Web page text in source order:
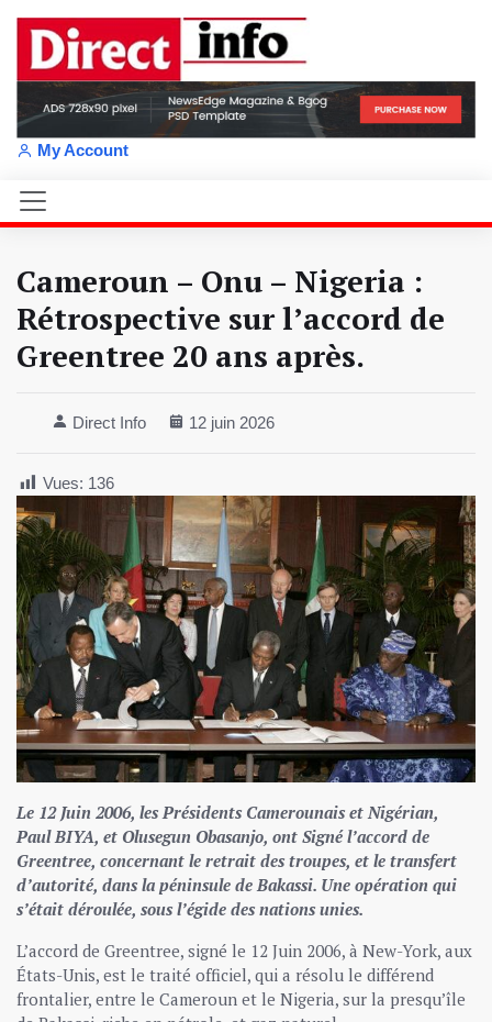
My Account
Cameroun – Onu – Nigeria :
Rétrospective sur l’accord de
Greentree 20 ans après.
Direct Info 12 juin 2026
Vues: 136
Le 12 Juin 2006, les Présidents Camerounais et Nigérian,
Paul BIYA, et Olusegun Obasanjo, ont Signé l’accord de
Greentree, concernant le retrait des troupes, et le transfert
d’autorité, dans la péninsule de Bakassi. Une opération qui
s’était déroulée, sous l’égide des nations unies.
L’accord de Greentree, signé le 12 Juin 2006, à New-York, aux
États-Unis, est le traité officiel, qui a résolu le différend
frontalier, entre le Cameroun et le Nigeria, sur la presqu’île